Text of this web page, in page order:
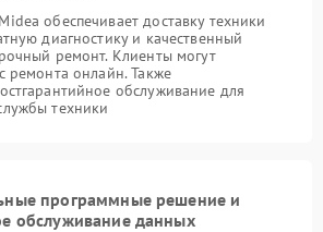
обеспечивает доставку техники
диагностику и качественный
ремонт. Клиенты могут
ремонта онлайн. Также
обслуживание для
техники
программные решение и
обслуживание данных